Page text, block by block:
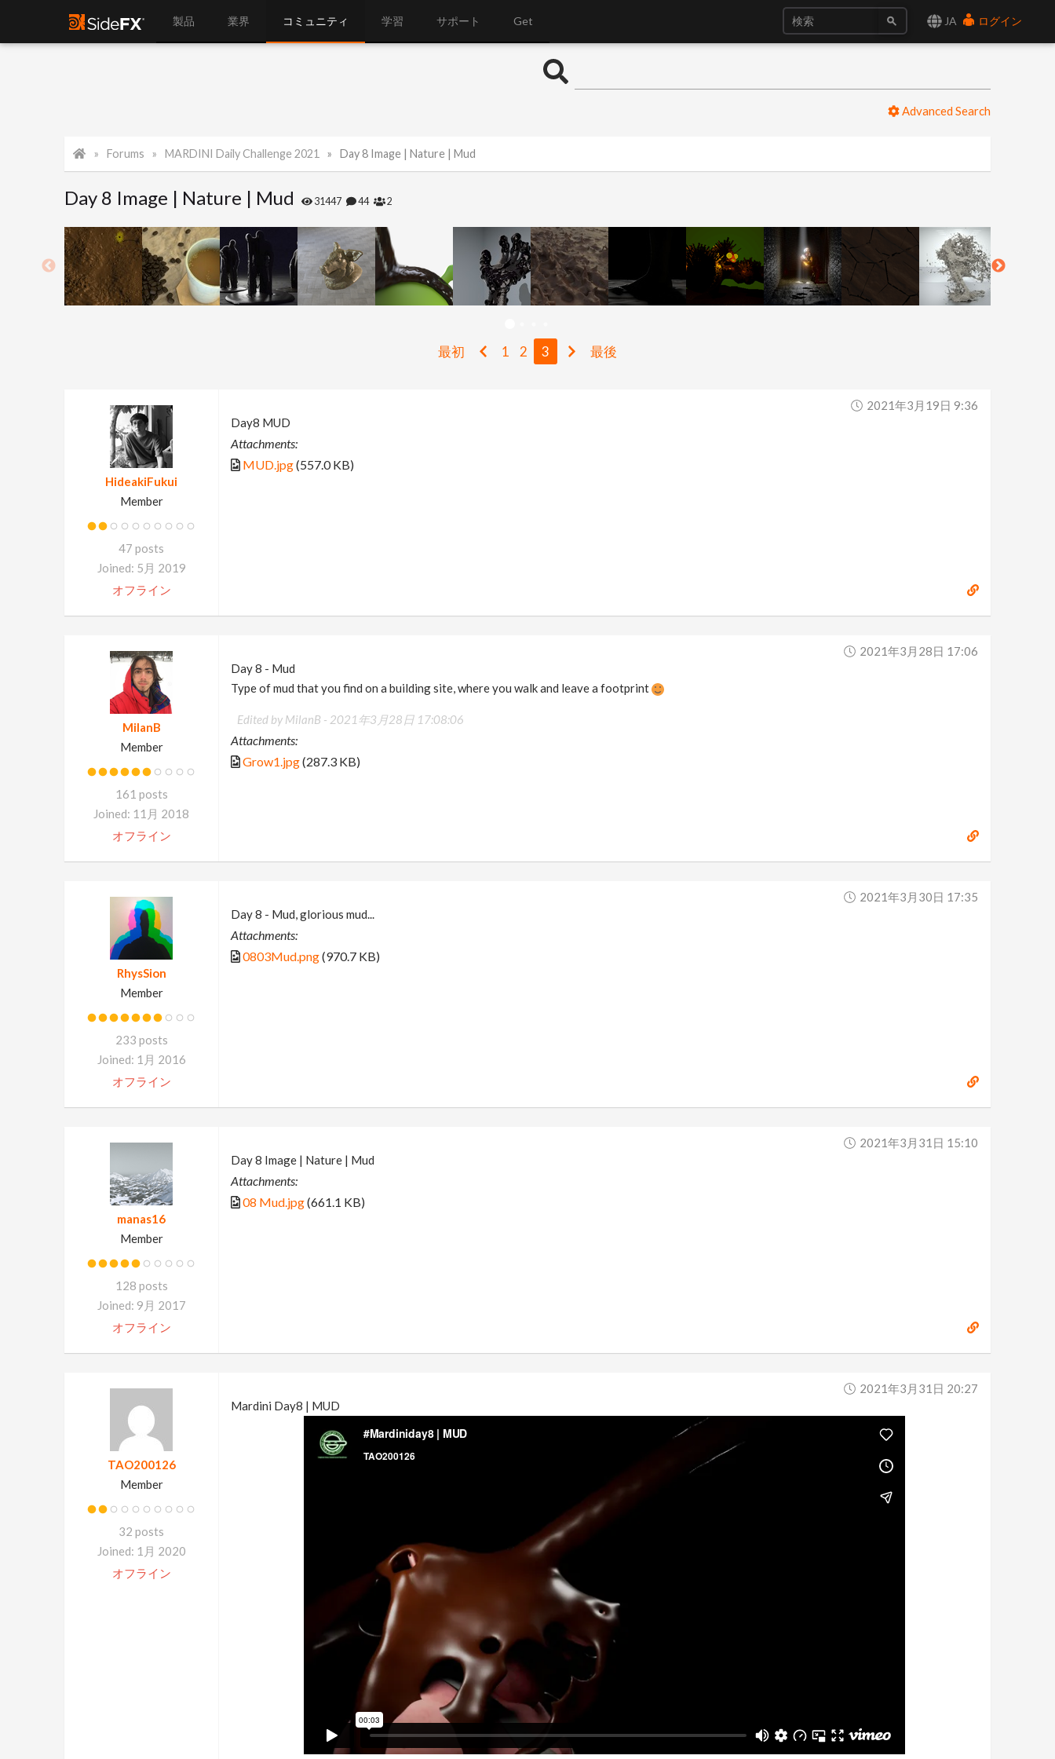
JA ログイン
製品 業界 コミュニティ 学習 サポート Get
Advanced Search
Forums MARDINI Daily Challenge 2021 Day 8 Image | Nature | Mud
Day 8 Image | Nature | Mud 31447 44 2
最初 1 2 3 最後
HideakiFukui
Member
47 posts
Joined: 5月 2019
オフライン
2021年3月19日 9:36
Day8 MUD
Attachments:
MUD.jpg(557.0 KB)
MilanB
Member
161 posts
Joined: 11月 2018
オフライン
2021年3月28日 17:06
Day 8 - Mud
Type of mud that you find on a building site, where you walk and leave a footprint
Edited by MilanB - 2021年3月28日 17:08:06
Attachments:
Grow1.jpg(287.3 KB)
RhysSion
Member
233 posts
Joined: 1月 2016
オフライン
2021年3月30日 17:35
Day 8 - Mud, glorious mud...
Attachments:
0803Mud.png(970.7 KB)
manas16
Member
128 posts
Joined: 9月 2017
オフライン
2021年3月31日 15:10
Day 8 Image | Nature | Mud
Attachments:
08 Mud.jpg(661.1 KB)
TAO200126
Member
32 posts
Joined: 1月 2020
オフライン
2021年3月31日 20:27
Mardini Day8 | MUD